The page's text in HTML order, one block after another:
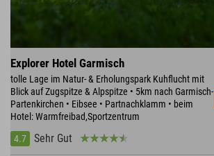
Explorer Hotel Garmisch
tolle Lage im Natur- & Erholungspark Kuhflucht mit
Blick auf Zugspitze & Alpspitze • 5km nach Garmisch-
Partenkirchen • Eibsee • Partnachklamm • beim
Hotel: Warmfreibad,Sportzentrum
4.7
Sehr Gut